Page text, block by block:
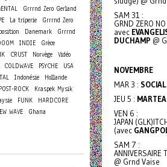
SAM 31 :
GRND ZERO
avec
DUCHAMP @
NOVEMBRE
MAR 3 :
JEU 5 :
VEN 6 :
JAPAN
(avec
SAM 7 :
ANNIVERSAIRE
@ Grnd Vaise
Grrrnd Zero Gerland
La triperie
Grrrnd Zero
Danemark
Grrrnd
INDIE
Grèce
CRUST Norvège Vidéo
COLDWAVE PSYCHE
USA
Indonésie
Hollande
POST-ROCK
Kraspek Mysik
FUNK
HARDCORE
WAVE Ghana